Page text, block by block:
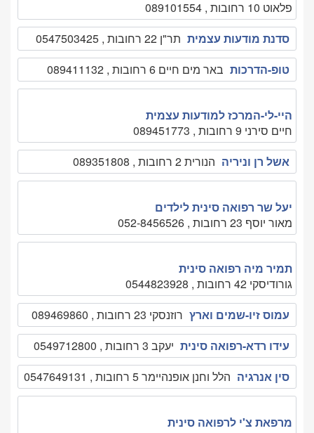
פלאוט 10 רחובות , 089101554
סדנת מודעות עצמית תר"ן 22 רחובות , 0547503425
טופ-הדרכות באר מים חיים 6 רחובות , 089411132
היי-לי-המרכז למודעות עצמית
חיים סירני 9 רחובות , 089451773
אשל רן וניריה הנורית 2 רחובות , 089351808
יעל שר רפואה סינית לילדים
מאור יוסף 23 רחובות , 052-8456526
תמיר מיה רפואה סינית
גורודיסקי 42 רחובות , 0544823928
עמוס זיו-שמים וארץ רוזנסקי 23 רחובות , 089469860
עידו רדא-רפואה סינית יעקב 3 רחובות , 0549712800
סין אנרגיה הלל וחנן אופנהיימר 5 רחובות , 0547649131
מרפאת צ'י לרפואה סינית